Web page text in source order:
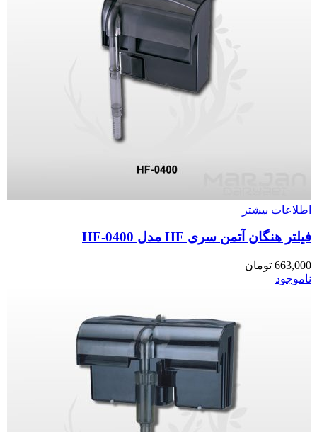
اطلاعات بیشتر
فیلتر هنگان آتمن سری HF مدل HF-0400
663,000 تومان
ناموجود